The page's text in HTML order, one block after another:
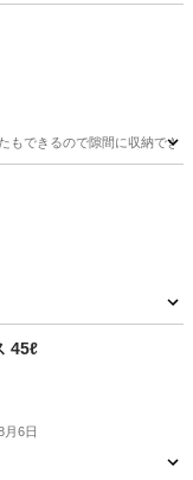
もできるので隙間に収納で
45ℓ
月6日